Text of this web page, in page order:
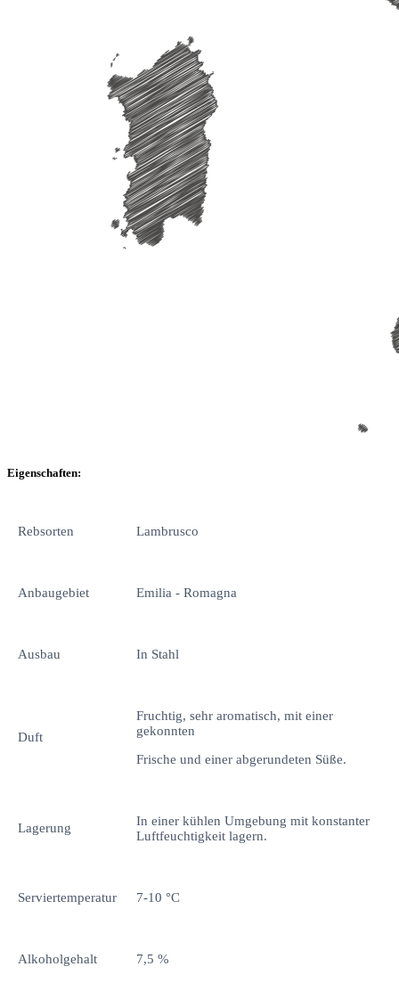
Eigenschaften:
Rebsorten Lambrusco
Anbaugebiet Emilia - Romagna
Ausbau In Stahl
Duft
Fruchtig, sehr aromatisch, mit einer
gekonnten
Frische und einer abgerundeten Süße.
Lagerung
In einer kühlen Umgebung mit konstanter
Luftfeuchtigkeit lagern.
Serviertemperatur 7-10 °C
Alkoholgehalt 7,5 %